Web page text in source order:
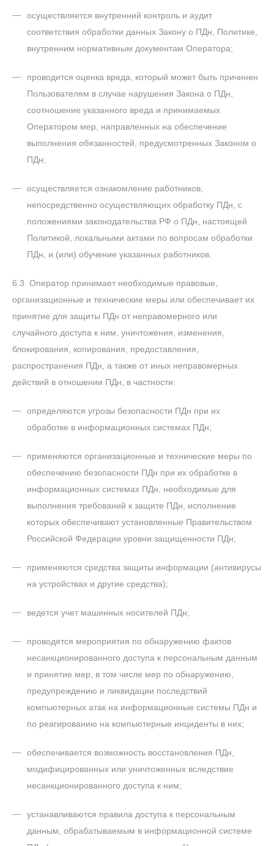
осуществляется внутренний контроль и аудит
соответствия обработки данных Закону о ПДн, Политике,
внутренним нормативным документам Оператора;
проводится оценка вреда, который может быть причинен
Пользователям в случае нарушения Закона о ПДн,
соотношение указанного вреда и принимаемых
Оператором мер, направленных на обеспечение
выполнения обязанностей, предусмотренных Законом о
ПДн;
осуществляется ознакомление работников,
непосредственно осуществляющих обработку ПДн, с
положениями законодательства РФ о ПДн, настоящей
Политикой, локальными актами по вопросам обработки
ПДн, и (или) обучение указанных работников.
6.3. Оператор принимает необходимые правовые,
организационные и технические меры или обеспечивает их
принятие для защиты ПДн от неправомерного или
случайного доступа к ним, уничтожения, изменения,
блокирования, копирования, предоставления,
распространения ПДн, а также от иных неправомерных
действий в отношении ПДн, в частности:
определяются угрозы безопасности ПДн при их
обработке в информационных системах ПДн;
применяются организационные и технические меры по
обеспечению безопасности ПДн при их обработке в
информационных системах ПДн, необходимые для
выполнения требований к защите ПДн, исполнение
которых обеспечивают установленные Правительством
Российской Федерации уровни защищенности ПДн;
применяются средства защиты информации (антивирусы
на устройствах и другие средства);
ведется учет машинных носителей ПДн;
проводятся мероприятия по обнаружению фактов
несанкционированного доступа к персональным данным
и принятие мер, в том числе мер по обнаружению,
предупреждению и ликвидации последствий
компьютерных атак на информационные системы ПДн и
по реагированию на компьютерные инциденты в них;
обеспечивается возможность восстановления ПДн,
модифицированных или уничтоженных вследствие
несанкционированного доступа к ним;
устанавливаются правила доступа к персональным
данным, обрабатываемым в информационной системе